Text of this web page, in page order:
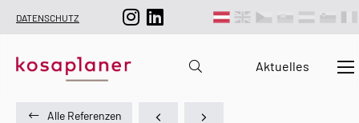
DATENSCHUTZ
Aktuelles
Alle Referenzen